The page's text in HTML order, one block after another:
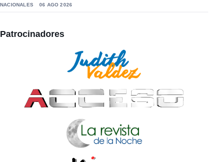
NACIONALES 06 AGO 2026
Patrocinadores